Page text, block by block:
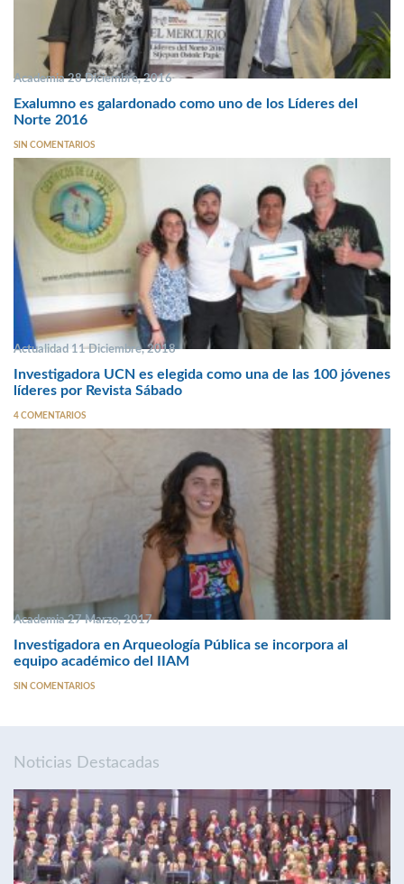
Academia 28 Diciembre, 2016
Exalumno es galardonado como uno de los Líderes del
Norte 2016
SIN COMENTARIOS
Actualidad 11 Diciembre, 2018
Investigadora UCN es elegida como una de las 100 jóvenes
líderes por Revista Sábado
4 COMENTARIOS
Academia 27 Marzo, 2017
Investigadora en Arqueología Pública se incorpora al
equipo académico del IIAM
SIN COMENTARIOS
Noticias Destacadas